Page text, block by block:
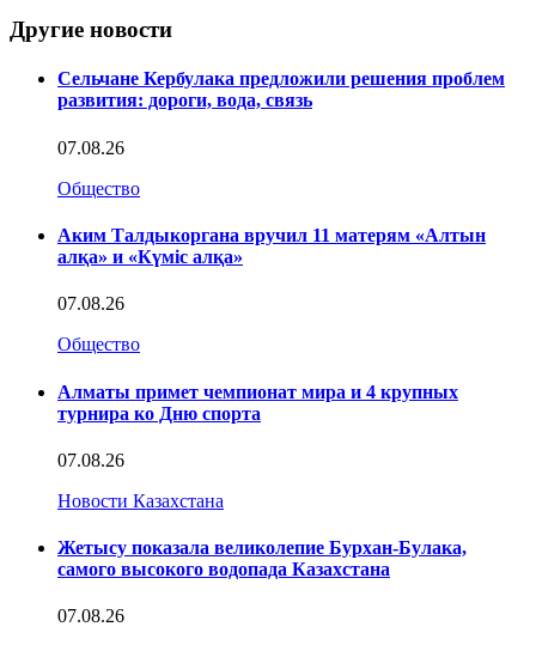
Другие новости
Сельчане Кербулака предложили решения проблем
развития: дороги, вода, связь
07.08.26
Общество
Аким Талдыкоргана вручил 11 матерям «Алтын
алқа» и «Күміс алқа»
07.08.26
Общество
Алматы примет чемпионат мира и 4 крупных
турнира ко Дню спорта
07.08.26
Новости Казахстана
Жетысу показала великолепие Бурхан-Булака,
самого высокого водопада Казахстана
07.08.26